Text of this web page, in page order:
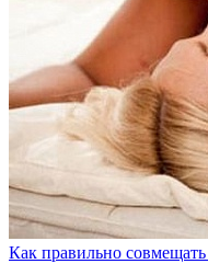
Как правильно